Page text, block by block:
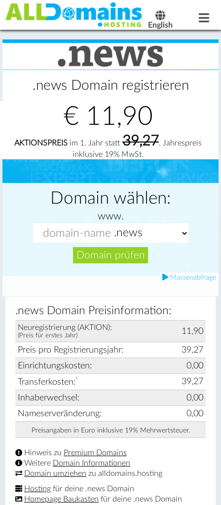
English
.news Domain registrieren
€ 11,90
AKTIONSPREIS im 1. Jahr statt 39,27. Jahrespreis
inklusive 19% MwSt.
Domain wählen:
www.
Domain prüfen
Massenabfrage
.news Domain Preisinformation:
Neuregistrierung (AKTION):
(Preis für erstes Jahr) 11,90
Preis pro Registrierungsjahr:
39,27
Einrichtungskosten:
0,00
Transferkosten:*
39,27
Inhaberwechsel:
0,00
Nameserveränderung:
0,00
Preisangaben in Euro inklusive 19% Mehrwertsteuer.
Hinweis zu Premium Domains
Weitere Domain Informationen
Domain umziehen zu alldomains.hosting
Hosting für deine .news Domain
Homepage Baukasten für deine .news Domain